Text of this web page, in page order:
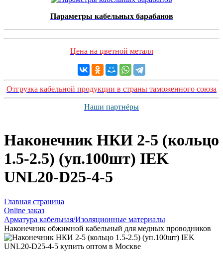
Параметры кабельных барабанов
Цена на цветной металл
Отгрузка кабельной продукции в страны таможенного союза
Наши партнёры
Наконечник НКИ 2-5 (кольцо
1.5-2.5) (уп.100шт) IEK
UNL20-D25-4-5
Главная страница
Оnline заказ
Арматура кабельная/Изоляционные материалы
Наконечник обжимной кабельный для медных проводников